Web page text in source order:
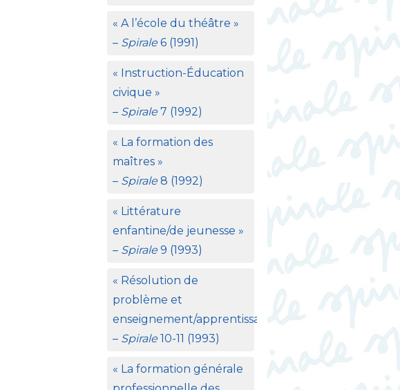
« A l’école du théâtre »
– Spirale6 (1991)
« Instruction-Éducation
civique »
– Spirale7 (1992)
« La formation des
maîtres »
– Spirale8 (1992)
« Littérature
enfantine/de jeunesse »
– Spirale9 (1993)
« Résolution de
problème et
enseignement/apprentissage
– Spirale10-11 (1993)
« La formation générale